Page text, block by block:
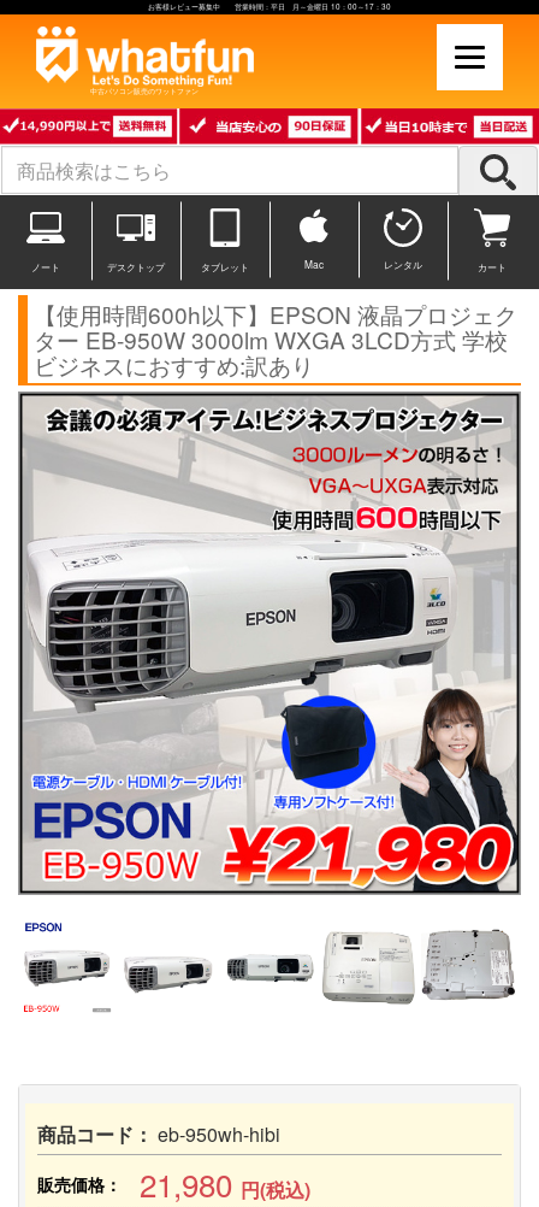
お客様レビュー募集中 営業時間：平日 月～金曜日 10：00～17：30
中古パソコン販売のワットファン
ノート デスクトップ タブレット Mac レンタル カート
【使用時間600h以下】EPSON 液晶プロジェク
ター EB-950W 3000lm WXGA 3LCD方式 学校
ビジネスにおすすめ:訳あり
商品コード： eb-950wh-hibi
販売価格： 21,980 円(税込)